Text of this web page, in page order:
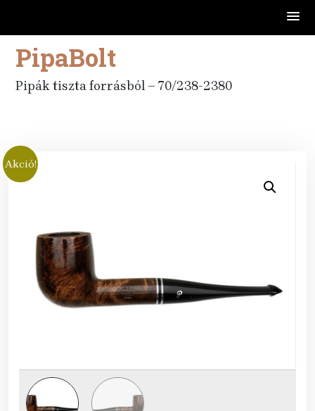
Skip
content
PipaBolt
Pipák tiszta forrásból – 70/238-2380
Akció!